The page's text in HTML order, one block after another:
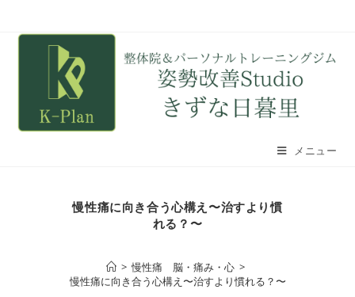
メニュー
慢性痛に向き合う心構え〜治すより慣
れる？〜
> 慢性痛 脳・痛み・心 >
慢性痛に向き合う心構え〜治すより慣れる？〜